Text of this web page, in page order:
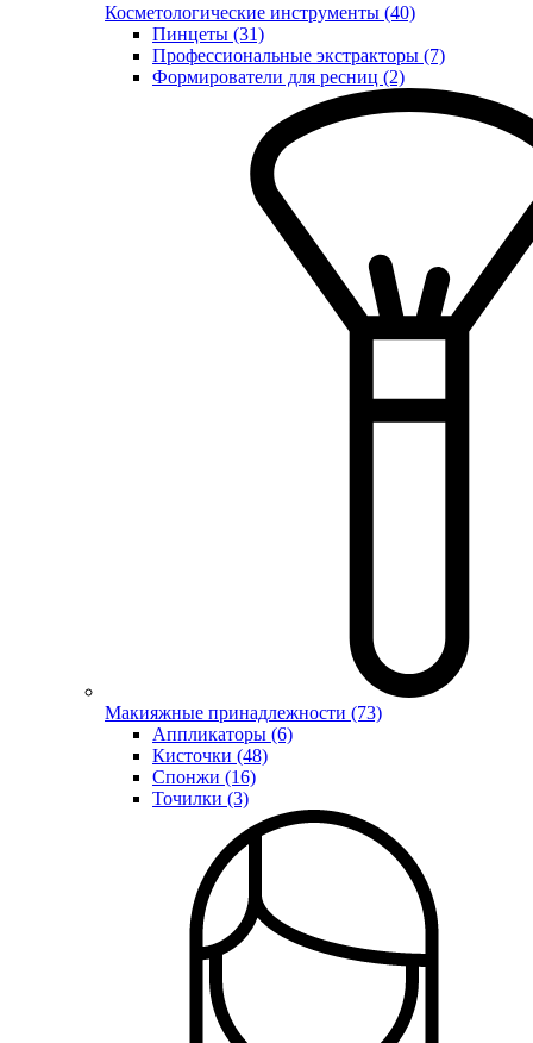
Косметологические инструменты (40)
Пинцеты (31)
Профессиональные экстракторы (7)
Формирователи для ресниц (2)
Макияжные принадлежности (73)
Аппликаторы (6)
Кисточки (48)
Спонжи (16)
Точилки (3)